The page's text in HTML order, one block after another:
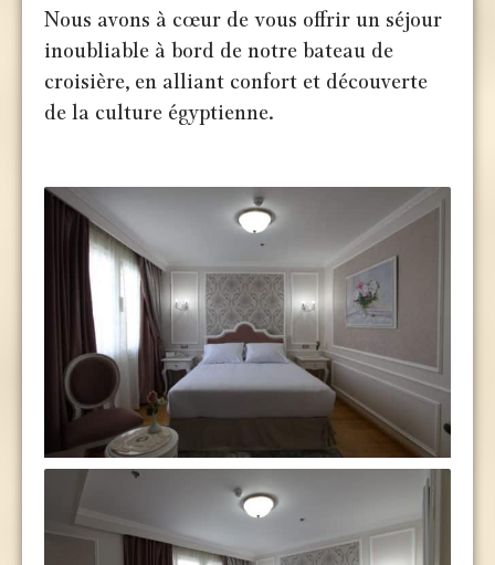
Nous avons à cœur de vous offrir un séjour
inoubliable à bord de notre bateau de
croisière, en alliant confort et découverte
de la culture égyptienne.